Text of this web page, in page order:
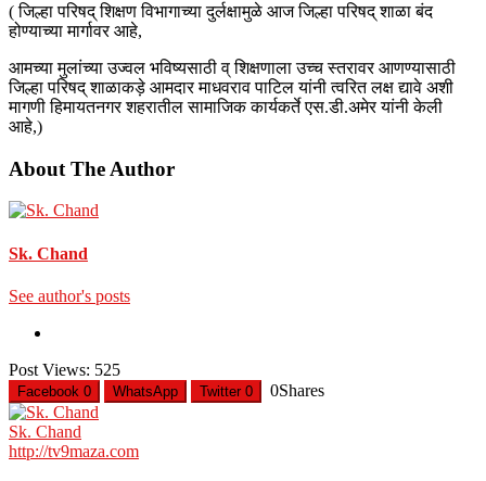
( जिल्हा परिषद् शिक्षण विभागाच्या दुर्लक्षामुळे आज जिल्हा परिषद् शाळा बंद
होण्याच्या मार्गावर आहे,
आमच्या मुलांच्या उज्वल भविष्यसाठी व् शिक्षणाला उच्च स्तरावर आणण्यासाठी
जिल्हा परिषद् शाळाकड़े आमदार माधवराव पाटिल यांनी त्वरित लक्ष द्यावे अशी
मागणी हिमायतनगर शहरातील सामाजिक कार्यकर्ते एस.डी.अमेर यांनी केली
आहे,)
About The Author
Sk. Chand
See author's posts
Post Views: 525
Facebook 0 WhatsApp Twitter 0 0Shares
Sk. Chand
http://tv9maza.com